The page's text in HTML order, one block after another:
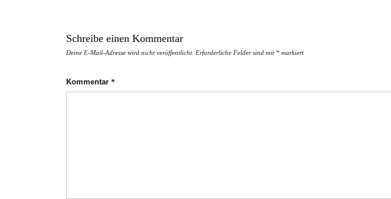
Schreibe einen Kommentar
Deine E-Mail-Adresse wird nicht veröffentlicht. Erforderliche Felder sind mit * markiert
Kommentar *